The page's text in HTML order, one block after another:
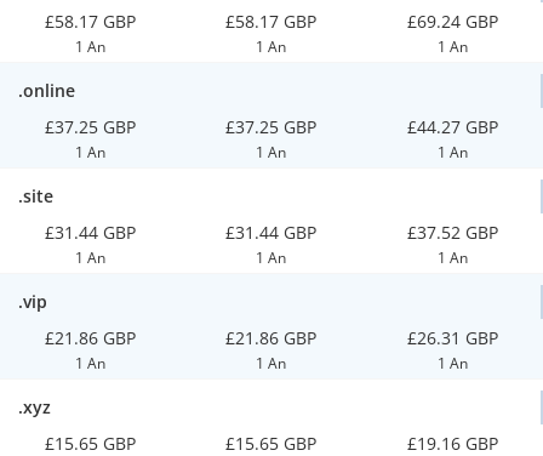
£58.17 GBP
1 An
£58.17 GBP
1 An
£69.24 GBP
1 An
.online
£37.25 GBP
1 An
£37.25 GBP
1 An
£44.27 GBP
1 An
.site
£31.44 GBP
1 An
£31.44 GBP
1 An
£37.52 GBP
1 An
.vip
£21.86 GBP
1 An
£21.86 GBP
1 An
£26.31 GBP
1 An
.xyz
£15.65 GBP
£15.65 GBP £19.16 GBP